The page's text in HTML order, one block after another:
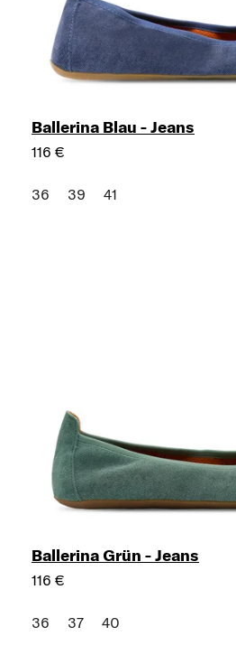
Ballerina Blau - Jeans
116 €
36 39 41
Ballerina Grün - Jeans
116 €
36 37 40